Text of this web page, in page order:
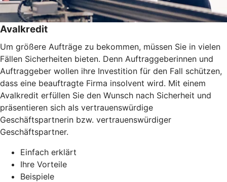
Avalkredit
Um größere Aufträge zu bekommen, müssen Sie in vielen
Fällen Sicherheiten bieten. Denn Auftraggeberinnen und
Auftraggeber wollen ihre Investition für den Fall schützen,
dass eine beauftragte Firma insolvent wird. Mit einem
Avalkredit erfüllen Sie den Wunsch nach Sicherheit und
präsentieren sich als vertrauenswürdige
Geschäftspartnerin bzw. vertrauenswürdiger
Geschäftspartner.
Einfach erklärt
Ihre Vorteile
Beispiele